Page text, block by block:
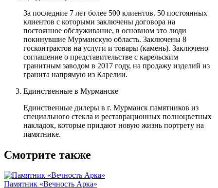
За последние 7 лет более 500 клиентов. 50 постоянных
клиентов с которыми заключены договора на
постоянное обслуживание, в основном это люди
покинувшие Мурманскую область. Заключены 8
госконтрактов на услуги и товары (камень). Заключено
соглашение о представительстве с карельским
гранитным заводом в 2017 году, на продажу изделий из
гранита напрямую из Карелии.
Единственные в Мурманске
Единственные дилеры в г. Мурманск памятников из
специального стекла и реставрационных полноцветных
накладок, которые придают новую жизнь портрету на
памятнике.
Смотрите также
Памятник «Вечность Арка»